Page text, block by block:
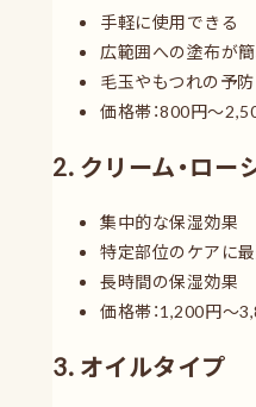
手軽に使用できる
広範囲への塗布が
毛玉やもつれの予
価格帯：800円〜
2. クリーム・ロー
集中的な保湿効果
特定部位のケアに
長時間の保湿効果
価格帯：1,200円〜
3. オイルタイプ